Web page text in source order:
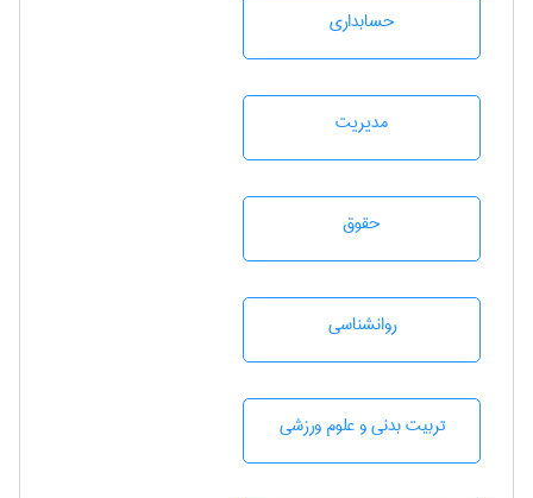
حسابداری
مديريت
حقوق
روانشناسی
تربيت بدنی و علوم ورزشی